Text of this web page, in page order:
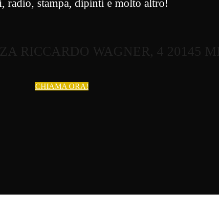
radio, stampa, dipinti e molto altro!
RICCARDO WAGNER, 4 20145
CHIAMA ORA!